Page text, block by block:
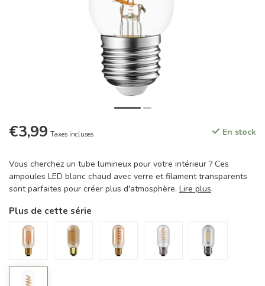
€3,99 Taxes incluses En stock
Vous cherchez un tube lumineux pour votre intérieur ? Ces
ampoules LED blanc chaud avec verre et filament transparents
sont parfaites pour créer plus d'atmosphère. Lire plus.
Plus de cette série